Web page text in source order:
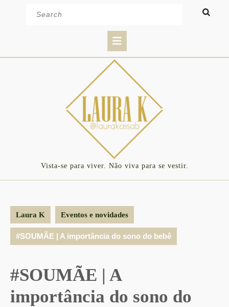
Button
Vista-se para viver. Não viva para se vestir.
Laura K Eventos e novidades
#SOUMÃE | A importância do sono do bebê
#SOUMÃE | A
importância do sono do